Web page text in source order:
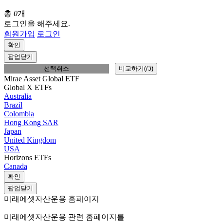
총 0개
로그인을 해주세요.
회원가입 로그인
확인
팝업닫기
선택취소
비교하기(/3)
Mirae Asset Global ETF
Global X ETFs
Australia
Brazil
Colombia
Hong Kong SAR
Japan
United Kingdom
USA
Horizons ETFs
Canada
확인
팝업닫기
미래에셋자산운용 홈페이지
미래에셋자산운용 관련 홈페이지를